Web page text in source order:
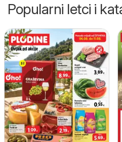
Popularni letci i